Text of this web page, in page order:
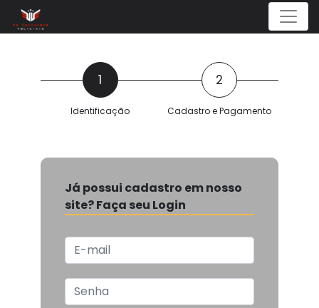
Menu
1
Identificação
2
Cadastro e Pagamento
Já possui cadastro em nosso
site? Faça seu Login